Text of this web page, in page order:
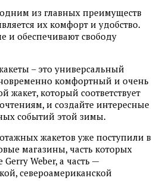
из главных преимуществ
их комфорт и удобство.
и обеспечивают свободу
– это универсальный
комфортный и очень
жакет, который соответствует
и создайте интересные
событий этой зимы.
жакетов уже поступили в
магазины, часть которых
Weber, а часть —
североамериканской